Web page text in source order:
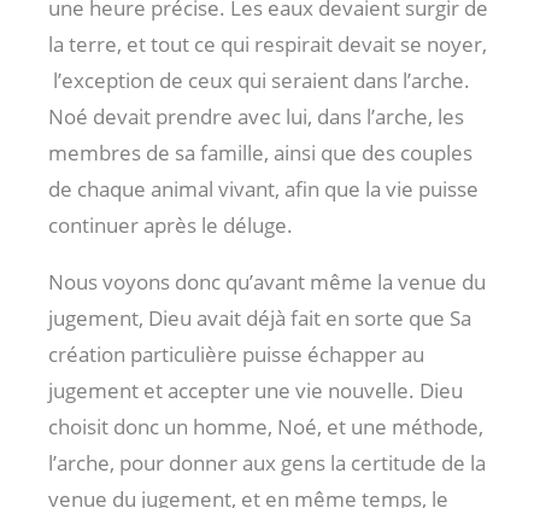
une heure précise. Les eaux devaient surgir de
la terre, et tout ce qui respirait devait se noyer,
l’exception de ceux qui seraient dans l’arche.
Noé devait prendre avec lui, dans l’arche, les
membres de sa famille, ainsi que des couples
de chaque animal vivant, afin que la vie puisse
continuer après le déluge.
Nous voyons donc qu’avant même la venue du
jugement, Dieu avait déjà fait en sorte que Sa
création particulière puisse échapper au
jugement et accepter une vie nouvelle. Dieu
choisit donc un homme, Noé, et une méthode,
l’arche, pour donner aux gens la certitude de la
venue du jugement, et en même temps, le